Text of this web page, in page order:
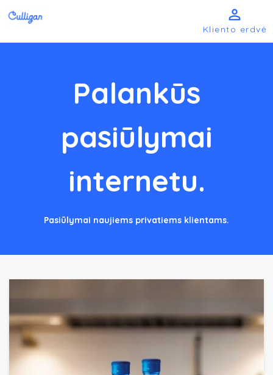

Kliento erdvė
Palankūs
pasiūlymai
internetu.
Pasiūlymai naujiems privatiems klientams.